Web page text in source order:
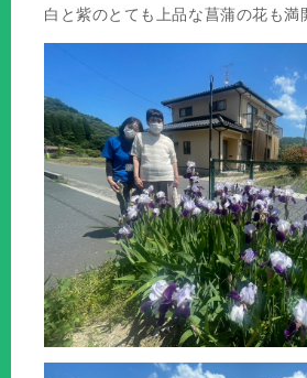
白と紫のとても上品な菖蒲の花も満